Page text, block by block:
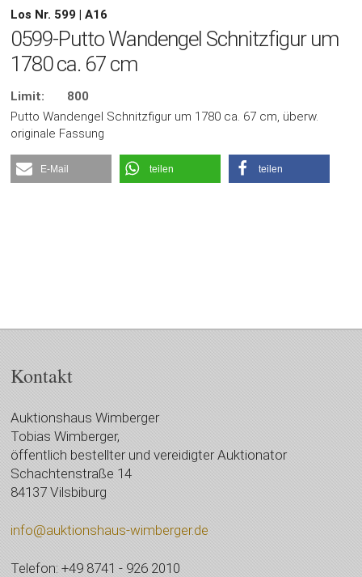
Los Nr. 599 | A16
0599-Putto Wandengel Schnitzfigur um
1780 ca. 67 cm
Limit:
800
Putto Wandengel Schnitzfigur um 1780 ca. 67 cm, überw.
originale Fassung
E-Mail teilen teilen
Kontakt
Auktionshaus Wimberger
Tobias Wimberger,
öffentlich bestellter und vereidigter Auktionator
Schachtenstraße 14
84137 Vilsbiburg
info@auktionshaus-wimberger.de
Telefon: +49 8741 - 926 2010